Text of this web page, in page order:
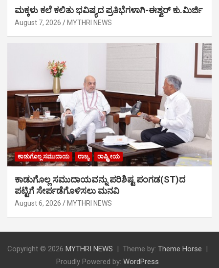
ಮಕ್ಕಳು ಕಲೆ ಕಲಿತು ಭವಿಷ್ಯದ ಪ್ರತಿಭೆಗಳಾಗಿ-ಈಶ್ವರ್ ಕು.ಮಿರ್ಜಿ
August 7, 2026 MYTHRI NEWS
ಕಾಡುಗೊಲ್ಲ ಸಮುದಾಯ ರಾಜ್ಯ ರಾಷ್ಟ್ರೀಯ
ಕಾಡುಗೊಲ್ಲ ಸಮುದಾಯವನ್ನು ಪರಿಶಿಷ್ಟ ಪಂಗಡ(ST)ದ
ಪಟ್ಟಿಗೆ ಸೇರ್ಪಡೆಗೊಳಿಸಲು ಮನವಿ
August 6, 2026 MYTHRI NEWS
Copyright © 2026 MYTHRI NEWS Theme by: Theme Horse
Proudly Powered by: WordPress